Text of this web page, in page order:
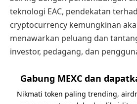
teknologi EAC, pendekatan
cryptocurrency kemungkinan
menawarkan peluang dan
investor, pedagang, dan
Gabung MEXC dan
Nikmati token paling trending,